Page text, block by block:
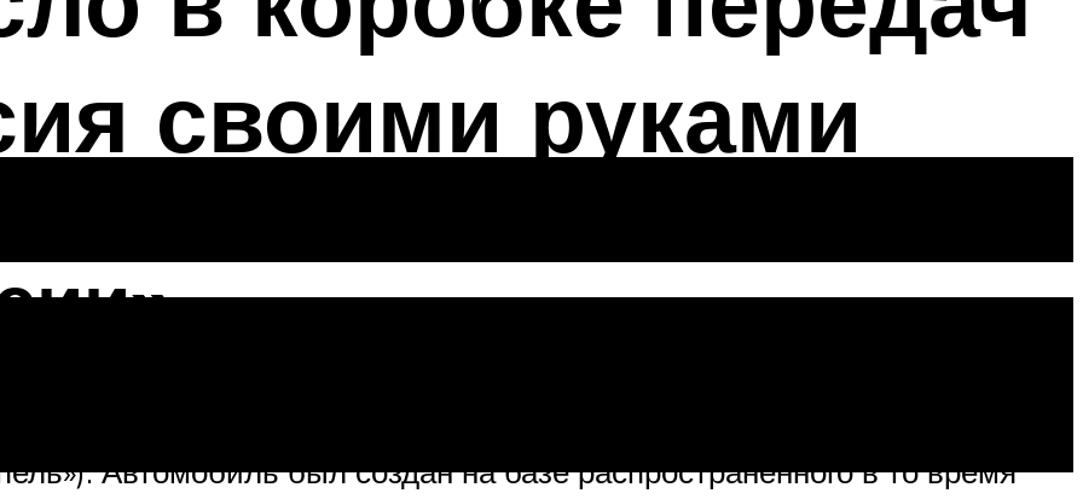
своими руками
была представлена публике в 1986 году. Разработкой занимались
Автомобиль был создан на базе распространенного в то время